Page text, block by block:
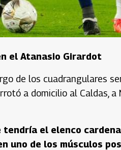
el Atanasio Girardot
de los cuadrangulares
a domicilio al Caldas,
tendría el elenco
uno de los músculos